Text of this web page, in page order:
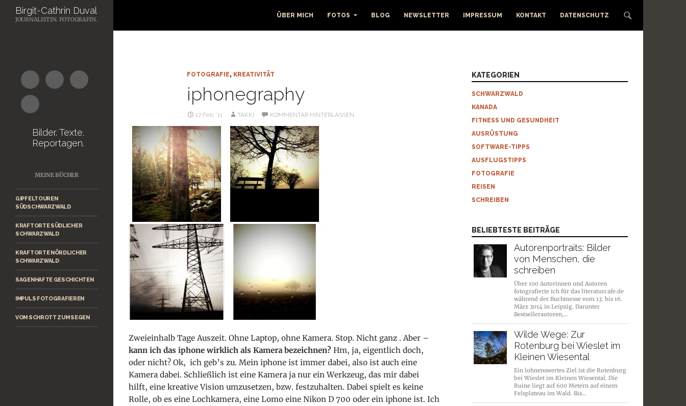
Suchen
ÜBER MICH FOTOS BLOG NEWSLETTER IMPRESSUM KONTAKT DATENSCHUTZ
FOTOGRAFIE, KREATIVITÄT
iphonegraphy
17 Feb. ’11 TAKKI KOMMENTAR HINTERLASSEN
Zweieinhalb Tage Auszeit. Ohne Laptop, ohne Kamera. Stop. Nicht ganz . Aber –
kann ich das iphone wirklich als Kamera bezeichnen? Hm, ja, eigentlich doch,
oder nicht? Ok, ich geb’s zu. Mein iphone ist immer dabei, also ist auch eine
Kamera dabei. Schließlich ist eine Kamera ja nur ein Werkzeug, das mir dabei
hilft, eine kreative Vision umzusetzen, bzw. festzuhalten. Dabei spielt es keine
Rolle, ob es eine Lochkamera, eine Lomo eine Nikon D 700 oder ein iphone ist. Ich
KATEGORIEN
SCHWARZWALD
KANADA
FITNESS UND GESUNDHEIT
AUSRÜSTUNG
SOFTWARE-TIPPS
AUSFLUGSTIPPS
FOTOGRAFIE
REISEN
SCHREIBEN
BELIEBTESTE BEITRÄGE
Autorenportraits: Bilder
von Menschen, die
schreiben
Über 100 Autorinnen und Autoren
fotografierte ich für das literaturcafe.de
während der Buchmesse vom 13. bis 16.
März 2014 in Leipzig. Darunter
Bestsellerautoren,…
Wilde Wege: Zur
Rotenburg bei Wieslet im
Kleinen Wiesental
Ein lohnenswertes Ziel ist die Rotenburg
bei Wieslet im Kleinen Wiesental. Die
Ruine liegt auf 600 Metern auf einem
Felsplateau im Wald. Bis…
Birgit-Cathrin Duval
JOURNALISTIN. FOTOGRAFIN.
Bilder. Texte.
Reportagen.
MEINE BÜCHER
GIPFELTOUREN
SÜDSCHWARZWALD
KRAFTORTE SÜDLICHER
SCHWARZWALD
KRAFTORTE NÖRDLICHER
SCHWARZWALD
SAGENHAFTE GESCHICHTEN
IMPULS FOTOGRAFIEREN
VOM SCHROTT ZUM SEGEN